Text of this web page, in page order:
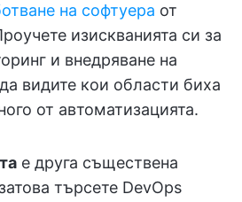
на софтуера от
изискванията си за
и внедряване на
видите кои области биха
от автоматизацията.
е друга съществена
търсете DevOps